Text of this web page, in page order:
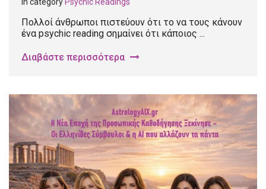
Πολλοί άνθρωποι πιστεύουν ότι το να τους κάνουν
ένα psychic reading σημαίνει ότι κάποιος ...
Διαβάστε περισσότερα